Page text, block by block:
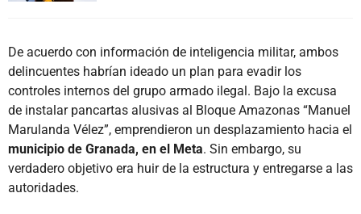
De acuerdo con información de inteligencia militar, ambos
delincuentes habrían ideado un plan para evadir los
controles internos del grupo armado ilegal. Bajo la excusa
de instalar pancartas alusivas al Bloque Amazonas “Manuel
Marulanda Vélez”, emprendieron un desplazamiento hacia el
municipio de Granada, en el Meta. Sin embargo, su
verdadero objetivo era huir de la estructura y entregarse a las
autoridades.